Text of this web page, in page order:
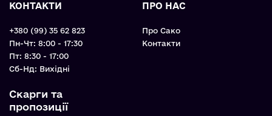
КОНТАКТИ
+380 (99) 35 62 823
Пн-Чт: 8:00 - 17:30
Пт: 8:30 - 17:00
Cб-Нд: Вихідні
Скарги та
пропозиції
ПРО НАС
Про Сако
Контакти